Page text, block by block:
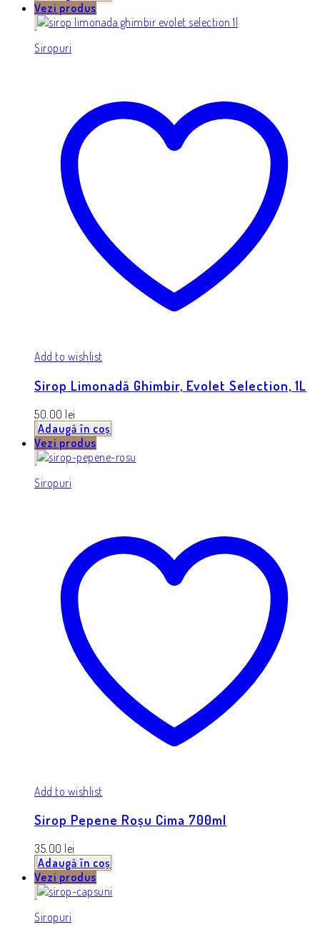
Vezi produs
Siropuri
Add to wishlist
Sirop Limonadă Ghimbir, Evolet Selection, 1L
50.00 lei
Adaugă în coș
Vezi produs
Siropuri
Add to wishlist
Sirop Pepene Roșu Cima 700ml
35.00 lei
Adaugă în coș
Vezi produs
Siropuri